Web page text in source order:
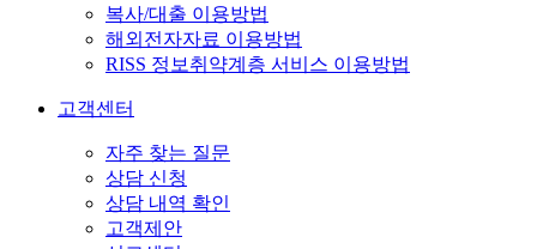
복사/대출 이용방법
해외전자자료 이용방법
RISS 정보취약계층 서비스 이용방법
고객센터
자주 찾는 질문
상담 신청
상담 내역 확인
고객제안